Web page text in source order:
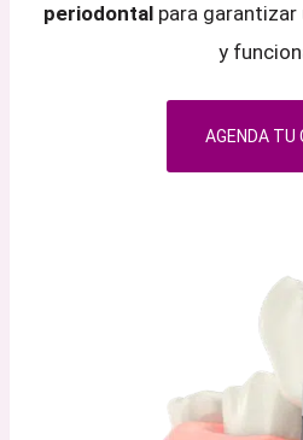
periodontalpara garantizar
y
AGENDA TU